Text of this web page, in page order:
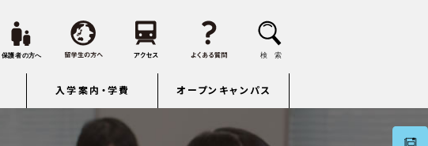
入学案内・学費 オープンキャンパス